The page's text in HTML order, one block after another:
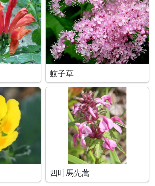
蚊子草
四叶馬先蒿